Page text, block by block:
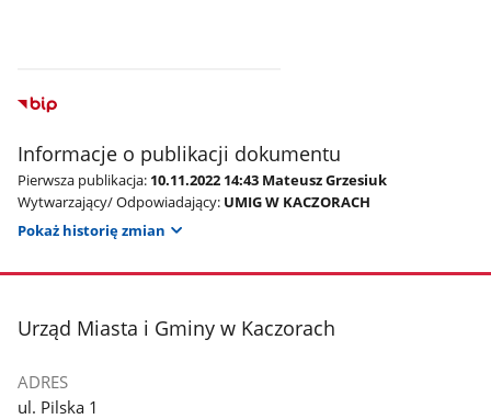
Informacje o publikacji dokumentu
Pierwsza publikacja: 10.11.2022 14:43 Mateusz Grzesiuk
Wytwarzający/ Odpowiadający: UMIG W KACZORACH
Pokaż historię zmian
stopka
Urząd Miasta i Gminy w Kaczorach
ADRES
ul. Pilska 1